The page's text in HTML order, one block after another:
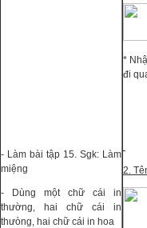
- Làm bài tập 15. Sgk: Làm
miệng
- Dùng một chữ cái in
thường, hai chữ cái in
thưòng, hai chữ cái in hoa
*
đi
2.